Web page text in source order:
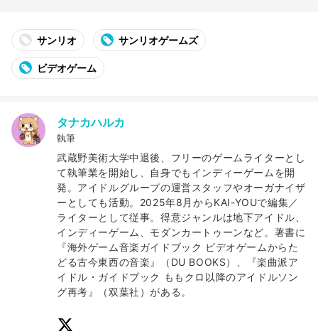
サンリオ サンリオゲームズ
ビデオゲーム
タナカハルカ
執筆
武蔵野美術大学中退後、フリーのゲームライターとし
て執筆業を開始し、自身でもインディーゲームを開
発。アイドルグループの運営スタッフやオーガナイザ
ーとしても活動。2025年8月からKAI-YOUで編集／
ライターとして従事。得意ジャンルは地下アイドル、
インディーゲーム、モダンカートゥーンなど。著書に
『海外ゲーム音楽ガイドブック ビデオゲームからた
どる古今東西の音楽』（DU BOOKS）、『楽曲派ア
イドル・ガイドブック ももクロ以降のアイドルソン
グ再考』（双葉社）がある。